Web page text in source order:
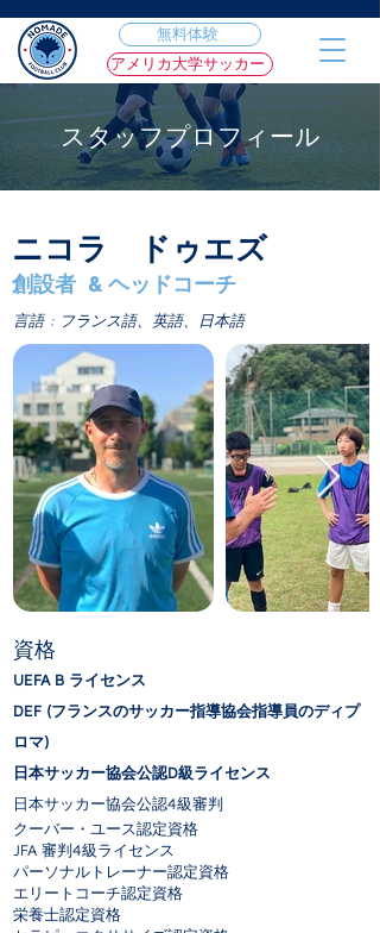
無料体験
アメリカ大学サッカー
スタッフプロフィール
ニコラ ドゥエズ
創設者 & ヘッドコーチ
言語 : フランス語、英語、日本語
資格
UEFA B ライセンス
DEF (フランスのサッカー指導協会指導員のディプ
ロマ)
日本サッカー協会公認D級ライセンス
日本サッカー協会公認4級審判
クーバー・ユース認定資格
JFA 審判4級ライセンス
パーソナルトレーナー認定資格
エリートコーチ認定資格
栄養士認定資格